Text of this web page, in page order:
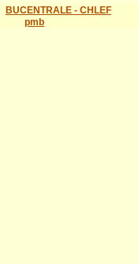
BUCENTRALE - CHLEF
pmb